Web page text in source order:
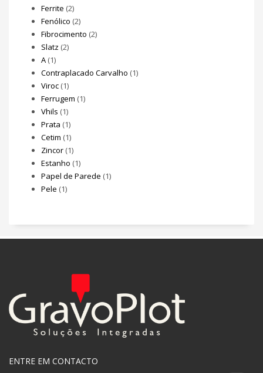
Ferrite (2)
Fenólico (2)
Fibrocimento (2)
Slatz (2)
A (1)
Contraplacado Carvalho (1)
Viroc (1)
Ferrugem (1)
Vhils (1)
Prata (1)
Cetim (1)
Zincor (1)
Estanho (1)
Papel de Parede (1)
Pele (1)
ENTRE EM CONTACTO